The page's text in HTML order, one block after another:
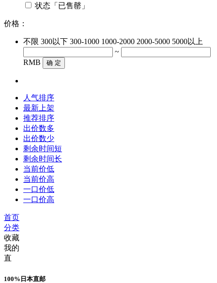
状态「已售罄」
价格：
不限 300以下 300-1000 1000-2000 2000-5000 5000以上
~
RMB
确 定
人气排序
最新上架
推荐排序
出价数多
出价数少
剩余时间短
剩余时间长
当前价低
当前价高
一口价低
一口价高
首页
分类
收藏
我的
直
100%日本直邮